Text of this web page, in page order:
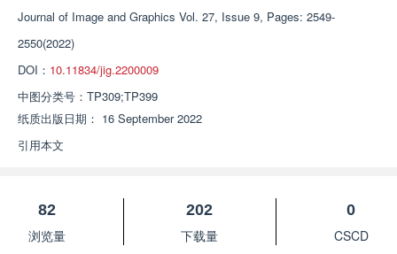
Journal of Image and Graphics Vol. 27, Issue 9, Pages: 2549-
2550(2022)
DOI： 10.11834/jig.2200009
中图分类号： TP309;TP399
纸质出版日期： 16 September 2022
引用本文
82
浏览量
202
下载量
0
CSCD